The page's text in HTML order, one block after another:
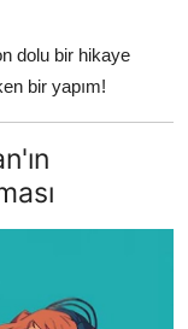
dolu bir hikaye
bir yapım!